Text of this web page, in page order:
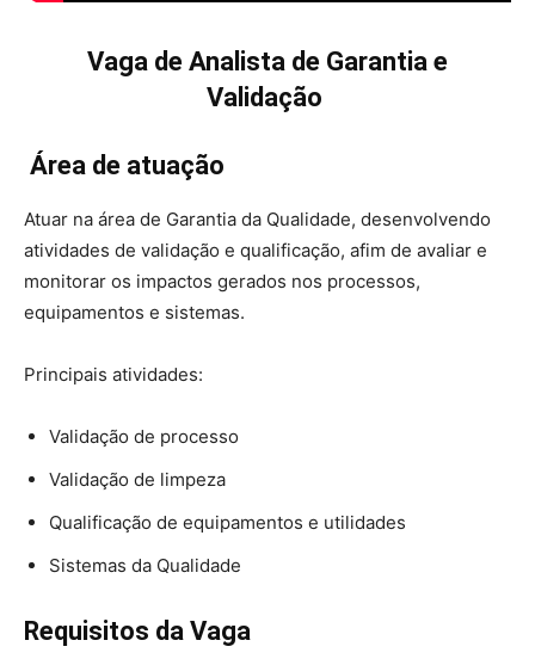
Vaga de Analista de Garantia e
Validação
Área de atuação
Atuar na área de Garantia da Qualidade, desenvolvendo
atividades de validação e qualificação, afim de avaliar e
monitorar os impactos gerados nos processos,
equipamentos e sistemas.
Principais atividades:
Validação de processo
Validação de limpeza
Qualificação de equipamentos e utilidades
Sistemas da Qualidade
Requisitos da Vaga